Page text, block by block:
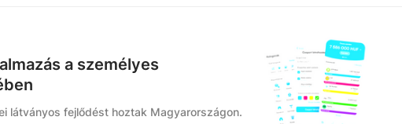
a személyes
látványos fejlődést hoztak Magyarországon.